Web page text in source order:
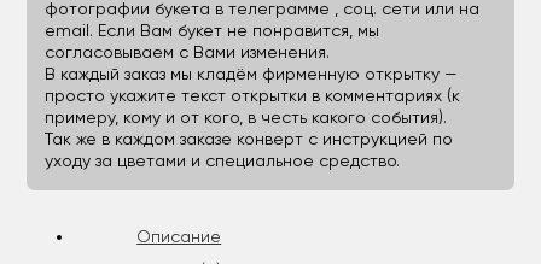
фотографии букета в телеграмме , соц. сети или на
email. Если Вам букет не понравится, мы
согласовываем с Вами изменения.
В каждый заказ мы кладём фирменную открытку —
просто укажите текст открытки в комментариях (к
примеру, кому и от кого, в честь какого события).
Так же в каждом заказе конверт с инструкцией по
уходу за цветами и специальное средство.
Описание